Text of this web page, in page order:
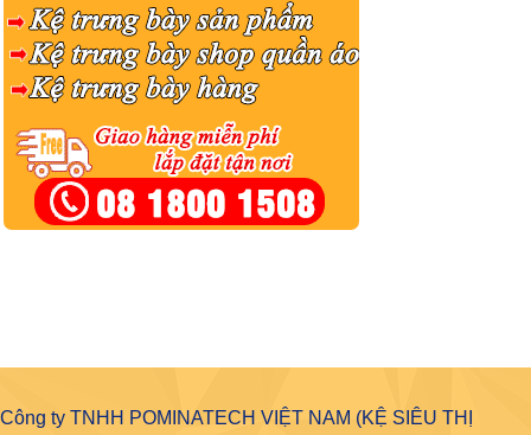
Công ty TNHH POMINATECH VIỆT NAM (KỆ SIÊU THỊ